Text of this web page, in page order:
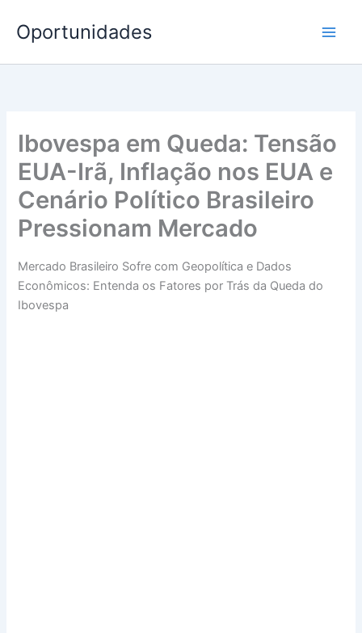
para
conteúdo
Oportunidades
Ibovespa em Queda: Tensão
EUA-Irã, Inflação nos EUA e
Cenário Político Brasileiro
Pressionam Mercado
Mercado Brasileiro Sofre com Geopolítica e Dados
Econômicos: Entenda os Fatores por Trás da Queda do
Ibovespa